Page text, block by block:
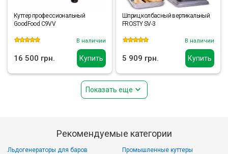
Купить
Куттер профессиональный
GoodFood C9VV
В наличии
16 500 грн. Купить
Шприц колбасный вертикальный
FROSTY SV-3
В наличии
5 909 грн.
Показать еще
Рекомендуемые категории
Льдогенераторы для баров
Промышленные куттеры